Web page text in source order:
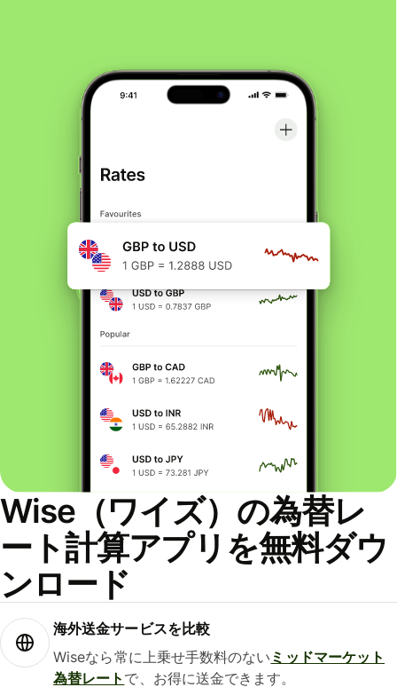
Wise（ワイズ）の為替レ
ート計算アプリを無料ダウ
ンロード
海外送金サービスを比較
Wiseなら常に上乗せ手数料のない ミッドマーケット
為替レート で、お得に送金できます。